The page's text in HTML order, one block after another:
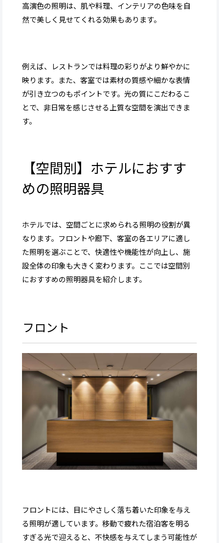
高演色の照明は、肌や料理、インテリアの色味を自
然で美しく見せてくれる効果もあります。
例えば、レストランでは料理の彩りがより鮮やかに
映ります。また、客室では素材の質感や細かな表情
が引き立つのもポイントです。光の質にこだわるこ
とで、非日常を感じさせる上質な空間を演出できま
す。
【空間別】ホテルにおすす
めの照明器具
ホテルでは、空間ごとに求められる照明の役割が異
なります。フロントや廊下、客室の各エリアに適し
た照明を選ぶことで、快適性や機能性が向上し、施
設全体の印象も大きく変わります。ここでは空間別
におすすめの照明器具を紹介します。
フロント
フロントには、目にやさしく落ち着いた印象を与え
る照明が適しています。移動で疲れた宿泊客を明る
すぎる光で迎えると、不快感を与えてしまう可能性が